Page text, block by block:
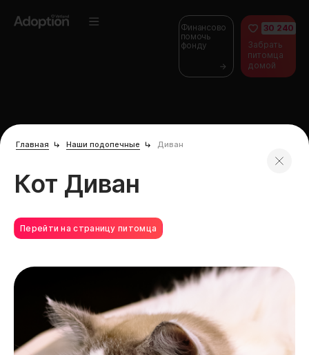
Финансово
помочь
фонду
30 240
Забрать
питомца
домой
Главная Наши подопечные Диван
Кот Диван
Перейти на страницу питомца